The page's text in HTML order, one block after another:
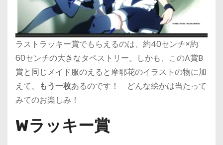
ラストラッキー賞でもらえるのは、約40センチ×約
60センチの大きなタペストリー。しかも、このA賞B
賞と同じメイド服のえると摩耶花のイラストの物に加
えて、
もう一枚あるのです！ どんな絵かは当たって
みてのお楽しみ！
Wラッキー賞